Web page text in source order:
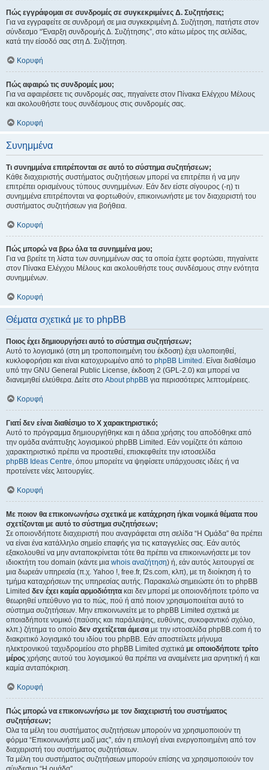
Πώς εγγράφομαι σε συνδρομές σε συγκεκριμένες Δ. Συζητήσεις;
Για να εγγραφείτε σε συνδρομή σε μια συγκεκριμένη Δ. Συζήτηση, πατήστε στον
σύνδεσμο “Έναρξη συνδρομής Δ. Συζήτησης”, στο κάτω μέρος της σελίδας,
κατά την είσοδό σας στη Δ. Συζήτηση.
Κορυφή
Πώς αφαιρώ τις συνδρομές μου;
Για να αφαιρέσετε τις συνδρομές σας, πηγαίνετε στον Πίνακα Ελέγχου Μέλους
και ακολουθήστε τους συνδέσμους στις συνδρομές σας.
Κορυφή
Συνημμένα
Τι συνημμένα επιτρέπονται σε αυτό το σύστημα συζητήσεων;
Κάθε διαχειριστής συστήματος συζητήσεων μπορεί να επιτρέπει ή να μην
επιτρέπει ορισμένους τύπους συνημμένων. Εάν δεν είστε σίγουρος (-η) τι
συνημμένα επιτρέπονται να φορτωθούν, επικοινωνήστε με τον διαχειριστή του
συστήματος συζητήσεων για βοήθεια.
Κορυφή
Πώς μπορώ να βρω όλα τα συνημμένα μου;
Για να βρείτε τη λίστα των συνημμένων σας τα οποία έχετε φορτώσει, πηγαίνετε
στον Πίνακα Ελέγχου Μέλους και ακολουθήστε τους συνδέσμους στην ενότητα
συνημμένων.
Κορυφή
Θέματα σχετικά με το phpBB
Ποιος έχει δημιουργήσει αυτό το σύστημα συζητήσεων;
Αυτό το λογισμικό (στη μη τροποποιημένη του έκδοση) έχει υλοποιηθεί,
κυκλοφορήσει και είναι κατοχυρωμένο από το phpBB Limited . Είναι διαθέσιμο
υπό την GNU General Public License, έκδοση 2 (GPL-2.0) και μπορεί να
διανεμηθεί ελεύθερα. Δείτε στο About phpBB για περισσότερες λεπτομέρειες.
Κορυφή
Γιατί δεν είναι διαθέσιμο το Χ χαρακτηριστικό;
Αυτό το πρόγραμμα δημιουργήθηκε και η άδεια χρήσης του αποδόθηκε από
την ομάδα ανάπτυξης λογισμικού phpBB Limited. Εάν νομίζετε ότι κάποιο
χαρακτηριστικό πρέπει να προστεθεί, επισκεφθείτε την ιστοσελίδα
phpBB Ideas Centre, όπου μπορείτε να ψηφίσετε υπάρχουσες ιδέες ή να
προτείνετε νέες λειτουργίες.
Κορυφή
Με ποιον θα επικοινωνήσω σχετικά με κατάχρηση ή/και νομικά θέματα που
σχετίζονται με αυτό το σύστημα συζητήσεων;
Σε οποιονδήποτε διαχειριστή που αναγράφεται στη σελίδα “Η Ομάδα” θα πρέπει
να είναι ένα κατάλληλο σημείο επαφής για τις καταγγελίες σας. Εάν αυτός
εξακολουθεί να μην ανταποκρίνεται τότε θα πρέπει να επικοινωνήσετε με τον
ιδιοκτήτη του domain (κάντε μια whois αναζήτηση) ή, εάν αυτός λειτουργεί σε
μια δωρεάν υπηρεσία (π.χ. Yahoo !, free.fr, f2s.com, κλπ), με τη διοίκηση ή το
τμήμα καταχρήσεων της υπηρεσίας αυτής. Παρακαλώ σημειώστε ότι το phpBB
Limited δεν έχει καμία αρμοδιότητα και δεν μπορεί με οποιονδήποτε τρόπο να
θεωρηθεί υπεύθυνο για το πώς, πού ή από ποιον χρησιμοποιείται αυτό το
σύστημα συζητήσεων. Μην επικοινωνείτε με το phpBB Limited σχετικά με
οποιαδήποτε νομικό (παύσης και παράλειψης, ευθύνης, συκοφαντικό σχόλιο,
κλπ.) ζήτημα το οποίο δεν σχετίζεται άμεσα με την ιστοσελίδα phpBB.com ή το
διακριτικό λογισμικό του ιδίου του phpBB. Εάν αποστείλετε μήνυμα
ηλεκτρονικού ταχυδρομείου στο phpBB Limited σχετικά με οποιοδήποτε τρίτο
μέρος χρήσης αυτού του λογισμικού θα πρέπει να αναμένετε μια αρνητική ή και
καμία ανταπόκριση.
Κορυφή
Πώς μπορώ να επικοινωνήσω με τον διαχειριστή του συστήματος
συζητήσεων;
Όλα τα μέλη του συστήματος συζητήσεων μπορούν να χρησιμοποιούν τη
φόρμα “Επικοινωνήστε μαζί μας”, εάν η επιλογή είναι ενεργοποιημένη από τον
διαχειριστή του συστήματος συζητήσεων.
Τα μέλη του συστήματος συζητήσεων μπορούν επίσης να χρησιμοποιούν τον